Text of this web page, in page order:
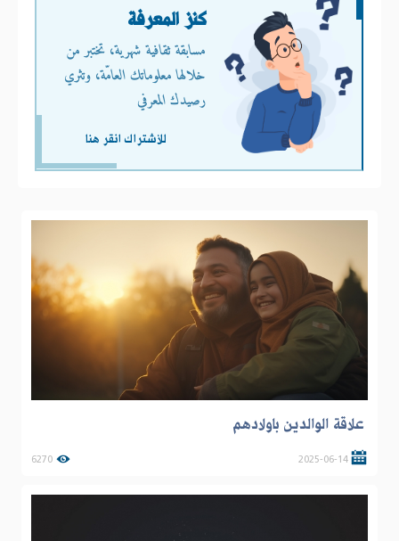
كنز المعرفة
مسابقة ثقافية شهرية، تختبر من
خلالها معلوماتك العامّة، وتثري
رصيدك المعرفي
للأشتراك انقر هنا
علاقة الوالدين باولادهم
2025-06-14
6270